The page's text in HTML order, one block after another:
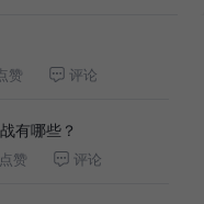
赞 评论
有哪些？
点赞 评论